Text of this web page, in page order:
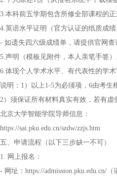
3.本科前五学期包含所修全部课程的正
4.英语水平证明（官方认证的纸质成绩
- 如遗失四六级成绩单，请提供官网
5.声明（模板见附件，本人亲笔手签）
6.体现个人学术水平、有代表性的学
说明：1）以上1-5为必须项，6由考生
2）须保证所有材料真实有效，若有
北京大学智能学院导师信息：
https://sai.pku.edu.cn/szdw/zzjs.htm
五、申请流程（以下三步缺一不可）
1. 网上报名：
- 网址：https://admission.pku.edu.cn/（